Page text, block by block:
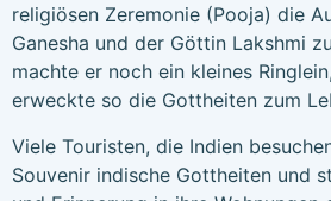
religiösen Zeremonie (Pooja) die
Ganesha und der Göttin Lakshmi
machte er noch ein kleines
erweckte so die Gottheiten zum
Viele Touristen, die Indien
Souvenir indische Gottheiten und